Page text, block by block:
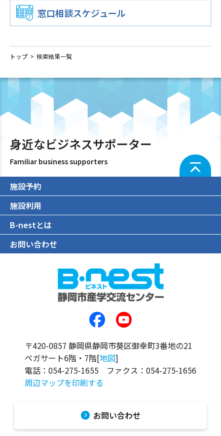
WEBマーケティング相談
窓口相談スケジュール
トップ 検索結果一覧
身近なビジネスサポーター
Familiar business supporters
施設予約
施設利用
B-nestとは
お問い合わせ
〒420-0857 静岡県静岡市葵区御幸町3番地の21
ペガサート6階・7階[地図]
電話： 054-275-1655 ファクス： 054-275-1656
周辺マップを印刷する
お問い合わせ